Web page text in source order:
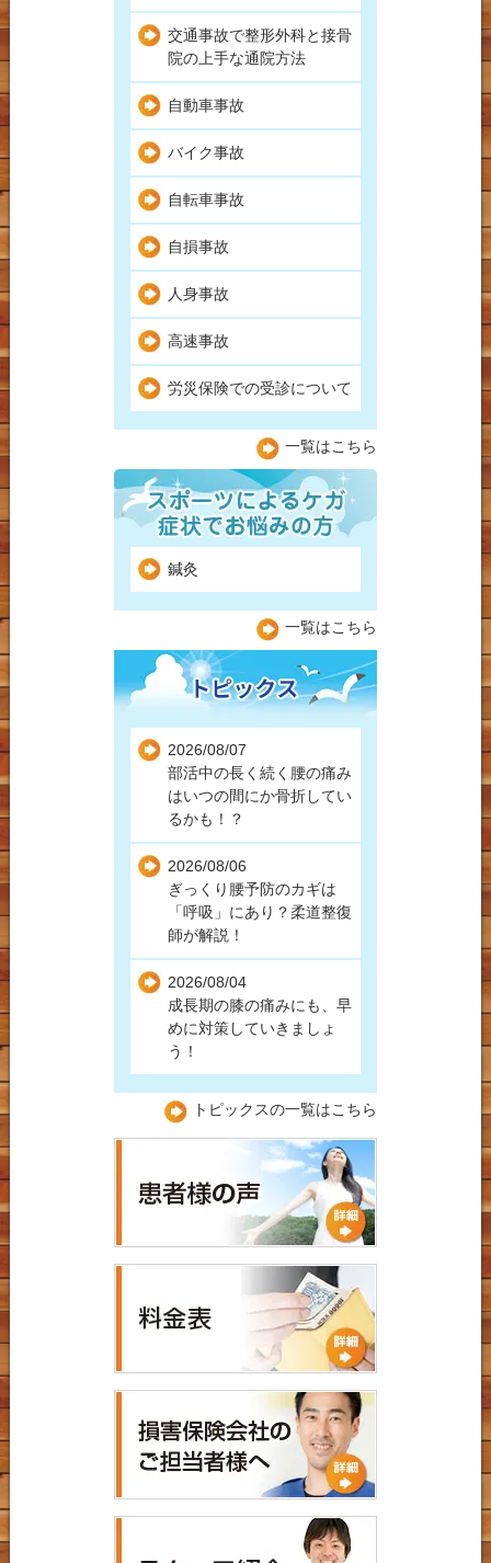
交通事故で整形外科と接骨
院の上手な通院方法
自動車事故
バイク事故
自転車事故
自損事故
人身事故
高速事故
労災保険での受診について
一覧はこちら
鍼灸
一覧はこちら
2026/08/07
部活中の長く続く腰の痛み
はいつの間にか骨折してい
るかも！？
2026/08/06
ぎっくり腰予防のカギは
「呼吸」にあり？柔道整復
師が解説！
2026/08/04
成長期の膝の痛みにも、早
めに対策していきましょ
う！
トピックスの一覧はこちら